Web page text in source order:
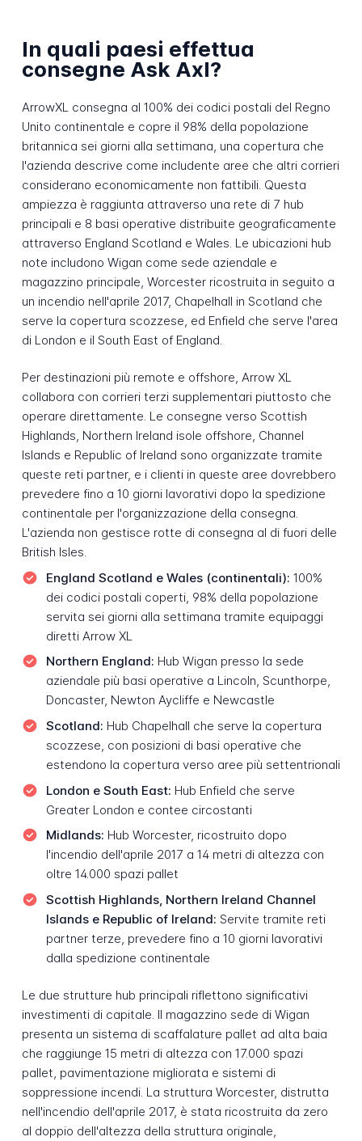
In quali paesi effettua
consegne Ask Axl?
ArrowXL consegna al 100% dei codici postali del Regno
Unito continentale e copre il 98% della popolazione
britannica sei giorni alla settimana, una copertura che
l'azienda descrive come includente aree che altri corrieri
considerano economicamente non fattibili. Questa
ampiezza è raggiunta attraverso una rete di 7 hub
principali e 8 basi operative distribuite geograficamente
attraverso England Scotland e Wales. Le ubicazioni hub
note includono Wigan come sede aziendale e
magazzino principale, Worcester ricostruita in seguito a
un incendio nell'aprile 2017, Chapelhall in Scotland che
serve la copertura scozzese, ed Enfield che serve l'area
di London e il South East of England.
Per destinazioni più remote e offshore, Arrow XL
collabora con corrieri terzi supplementari piuttosto che
operare direttamente. Le consegne verso Scottish
Highlands, Northern Ireland isole offshore, Channel
Islands e Republic of Ireland sono organizzate tramite
queste reti partner, e i clienti in queste aree dovrebbero
prevedere fino a 10 giorni lavorativi dopo la spedizione
continentale per l'organizzazione della consegna.
L'azienda non gestisce rotte di consegna al di fuori delle
British Isles.
England Scotland e Wales (continentali): 100%
dei codici postali coperti, 98% della popolazione
servita sei giorni alla settimana tramite equipaggi
diretti Arrow XL
Northern England: Hub Wigan presso la sede
aziendale più basi operative a Lincoln, Scunthorpe,
Doncaster, Newton Aycliffe e Newcastle
Scotland: Hub Chapelhall che serve la copertura
scozzese, con posizioni di basi operative che
estendono la copertura verso aree più settentrionali
London e South East: Hub Enfield che serve
Greater London e contee circostanti
Midlands: Hub Worcester, ricostruito dopo
l'incendio dell'aprile 2017 a 14 metri di altezza con
oltre 14.000 spazi pallet
Scottish Highlands, Northern Ireland Channel
Islands e Republic of Ireland: Servite tramite reti
partner terze, prevedere fino a 10 giorni lavorativi
dalla spedizione continentale
Le due strutture hub principali riflettono significativi
investimenti di capitale. Il magazzino sede di Wigan
presenta un sistema di scaffalature pallet ad alta baia
che raggiunge 15 metri di altezza con 17.000 spazi
pallet, pavimentazione migliorata e sistemi di
soppressione incendi. La struttura Worcester, distrutta
nell'incendio dell'aprile 2017, è stata ricostruita da zero
al doppio dell'altezza della struttura originale,